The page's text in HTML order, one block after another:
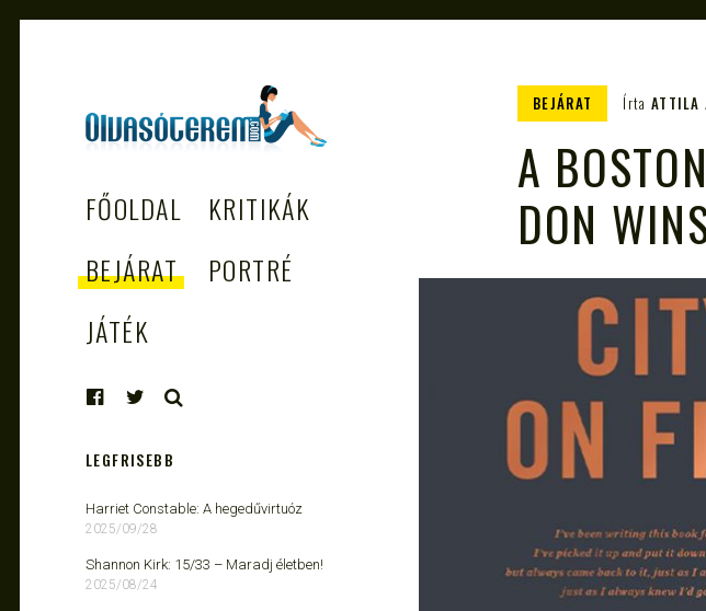
– AZ EGÉSZSÉGES
OLVASÁS
TÁMOGATÓJA
FŐOLDAL
KRITIKÁK
BEJÁRAT
PORTRÉ
JÁTÉK
BEJÁRAT Írta ATTILA
A
DON
LEGFRISEBB
Harriet Constable: A hegedűvirtuóz
2025/09/28
Shannon Kirk: 15/33 ​– Maradj életben!
2025/08/24